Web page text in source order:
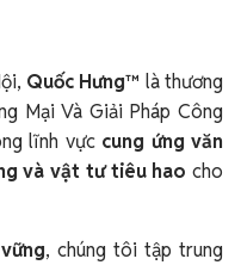
Quốc Hưng™ là thương
Mại Và Giải Pháp Công
lĩnh vực cung ứng văn
và vật tư tiêu hao cho
, chúng tôi tập trung